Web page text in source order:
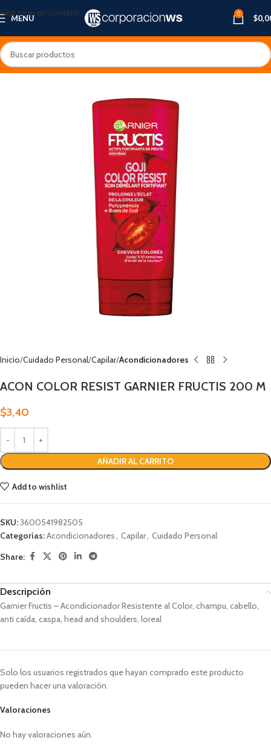
Skip to main content
MENU 0 $
Inicio Cuidado Personal Capilar Acondicionadores
ACON COLOR RESIST GARNIER FRUCTIS 200 M
$3,40
AÑADIR AL CARRITO
Add to wishlist
SKU:3600541982505
Categorías:Acondicionadores, Capilar, Cuidado Personal
Share:
Descripción
Garnier Fructis – Acondicionador Resistente al Color, champu, cabello,
anti caída, caspa, head and shoulders, loreal
Valoraciones
No hay valoraciones aún.
Solo los usuarios registrados que hayan comprado este producto
pueden hacer una valoración.